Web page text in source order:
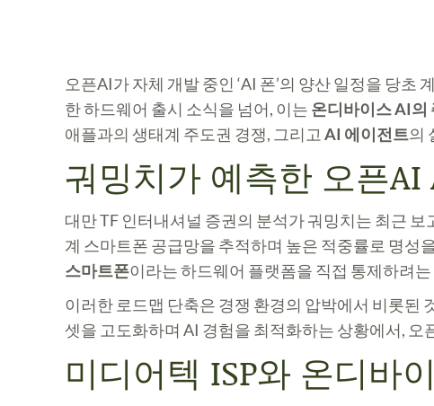
오픈AI가 자체 개발 중인 ‘AI 폰’의 양산 일정을 당
한 하드웨어 출시 소식을 넘어, 이는 온디바이스 AI의
애플과의 생태계 주도권 경쟁, 그리고 AI 에이전트의
궈밍치가 예측한 오픈
대만 TF 인터내셔널 증권의 분석가 궈밍치는 최근
계 스마트폰 공급망을 추적하며 높은 적중률로 명성
스마트폰이라는 하드웨어 플랫폼을 직접 통제하려
이러한 로드맵 단축은 경쟁 환경의 압박에서 비롯된
셋을 고도화하며 AI 경험을 최적화하는 상황에서, 오
미디어텍 ISP와 온디바